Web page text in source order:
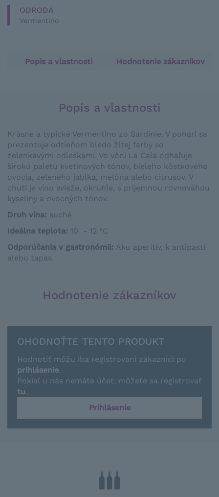
ODRODA
Vermentino
Popis a vlastnosti Hodnotenie zákazníkov
Popis a vlastnosti
Krásne a typické Vermentino zo Sardínie. V pohári sa
prezentuje odtieňom bledo žltej farby so
zelenkavými odleskami. Vo vôni La Cala odhaľuje
širokú paletu kvetinových tónov, bieleho kôstkového
ovocia, zeleného jablka, melóna alebo citrusov. V
chuti je víno svieže, okrúhle, s príjemnou rovnováhou
kyseliny a ovocných tónov.
Druh vína: suché
Ideálna teplota: 10 - 12 °C
Odporúčania v gastronómii: Ako aperitív, k antipasti
alebo tapas.
Hodnotenie zákazníkov
OHODNOŤTE TENTO PRODUKT
Hodnotiť môžu iba registrovaní zákazníci po
prihlásenie.
Pokiaľ u nás nemáte účet, môžete sa registrovať
tu.
Prihlásenie